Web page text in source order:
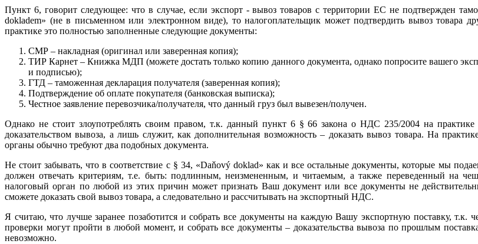
Пункт 6, говорит следующее: что в случае, если экспорт - вывоз товаров с территории ЕС не подтвержден
dokladem» (не в письменном или электронном виде), то налогоплательщик может подтвердить вывоз товара
практике это полностью заполненные следующие документы:
СМР – накладная (оригинал или заверенная копия);
ТИР Карнет – Книжка МДП (можете достать только копию данного документа, однако попросите вашего
и подписью);
ГТД – таможенная декларация получателя (заверенная копия);
Подтверждение об оплате покупателя (банковская выписка);
Честное заявление перевозчика/получателя, что данный груз был вывезен/получен.
Однако не стоит злоупотреблять своим правом, т.к. данный пункт 6 § 66 закона о НДС 235/2004 на
доказательством вывоза, а лишь служит, как дополнительная возможность – доказать вывоз товара. На
органы обычно требуют два подобных документа.
Не стоит забывать, что в соответствие с § 34, «Daňový doklad» как и все остальные документы, которые мы
должен отвечать критериям, т.е. быть: подлинным, неизмененным, и читаемым, а также переведенный на
налоговый орган по любой из этих причин может признать Ваш документ или все документы не
сможете доказать свой вывоз товара, а следовательно и рассчитывать на экспортный НДС.
Я считаю, что лучше заранее позаботится и собрать все документы на каждую Вашу экспортную поставку, т.к.
проверки могут пройти в любой момент, и собрать все документы – доказательства вывоза по прошлым
невозможно.